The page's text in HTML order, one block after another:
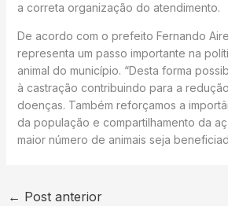
a correta organização do atendimento.
De acordo com o prefeito Fernando
representa um passo importante na
animal do município. “Desta forma
à castração contribuindo para a
doenças. Também reforçamos a
da população e compartilhamento da
maior número de animais seja
← Post anterior